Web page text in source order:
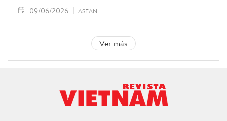
09/06/2026 ASEAN
Ver más